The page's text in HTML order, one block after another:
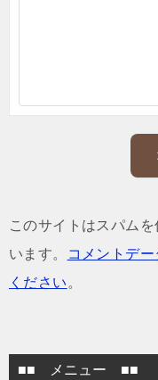
このサイトはスパム
います。
コメントデ
ください 。
■■ メニュー ■■